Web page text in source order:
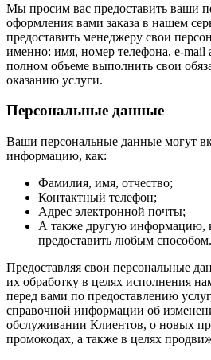
Мы просим вас предоставить ваши
оформления вами заказа в нашем
предоставить менеджеру свои
именно: имя, номер телефона, e-mail
полном объеме выполнить свои
оказанию услуги.
Персональные данные
Ваши персональные данные могут
информацию, как:
Фамилия, имя, отчество;
Контактный телефон;
Адрес электронной почты;
А также другую информацию,
предоставить любым способом.
Предоставляя свои персональные
их обработку в целях исполнения
перед вами по предоставлению
справочной информации об
обслуживании Клиентов, о новых
промокодах, а также в целях